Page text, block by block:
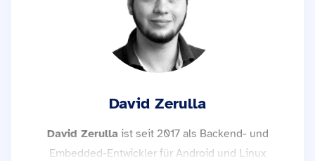
David Zerulla
David Zerullaist seit 2017 als Backend- und
Embedded-Entwickler für Android und Linux